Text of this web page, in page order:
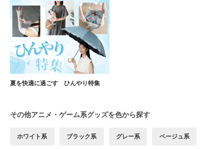
夏を快適に過ごす ひんやり特集
その他アニメ・ゲーム系グッズを色から探す
ホワイト系 ブラック系 グレー系 ベージュ系